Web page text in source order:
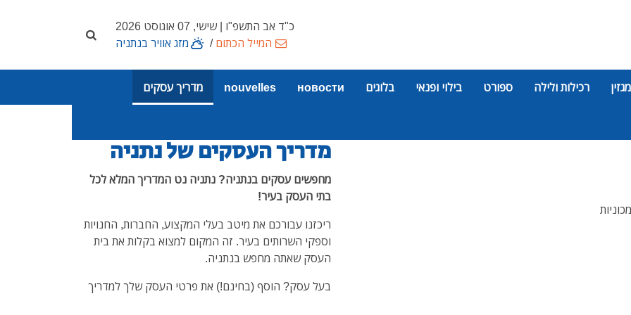
כ"ד אב התשפ"ו | שישי, 07 אוגוסט 2026
המייל הכתום/ מזג אוויר בנתניה
מגזין רכילות ולילה ספורט בילוי ופנאי בלוגים новости
nouvelles מדריך עסקים
מדריך העסקים של נתניה
מחפשים עסקים בנתניה? נתניה נט המדריך המלא לכל
בתי העסק בעיר!
ריכזנו עבורכם את מיטב בעלי המקצוע, החברות, החנויות
וספקי השרותים בעיר. זה המקום למצוא בקלות את בית
העסק שאתה מחפש בנתניה.
בעל עסק? הוסף (בחינם!) את פרטי העסק שלך למדריך